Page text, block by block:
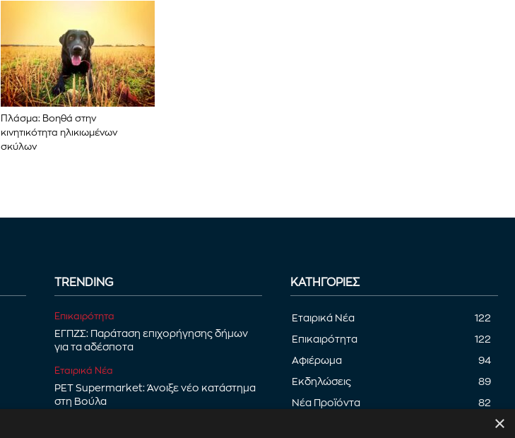
Πλάσμα: Βοηθά στην
κινητικότητα ηλικιωμένων
σκύλων
TRENDING
Επικαιρότητα
ΕΓΠΖΣ: Παράταση επιχορήγησης δήμων
για τα αδέσποτα
Εταιρικά Νέα
PET Supermarket: Άνοιξε νέο κατάστημα
στη Βούλα
ΚΑΤΗΓΟΡΊΕΣ
Εταιρικά Νέα 122
Επικαιρότητα 122
Αφιέρωμα 94
Εκδηλώσεις 89
Νέα Προϊόντα 82
×